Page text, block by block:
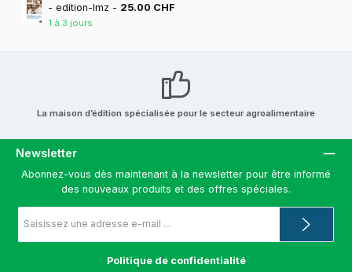
- edition-lmz - 25.00 CHF
1 à 3 jours
La maison d’édition spécialisée pour le secteur agroalimentaire
Newsletter
Abonnez-vous dès maintenant à la newsletter pour être informé
des nouveaux produits et des offres spéciales.
e-
*
Politique de confidentialité